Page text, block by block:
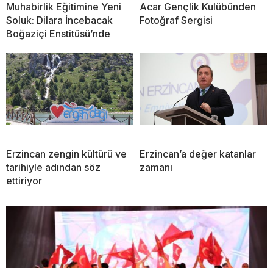
Muhabirlik Eğitimine Yeni
Soluk: Dilara İncebacak
Boğaziçi Enstitüsü’nde
Acar Gençlik Kulübünden
Fotoğraf Sergisi
Erzincan zengin kültürü ve
tarihiyle adından söz
ettiriyor
Erzincan’a değer katanlar
zamanı